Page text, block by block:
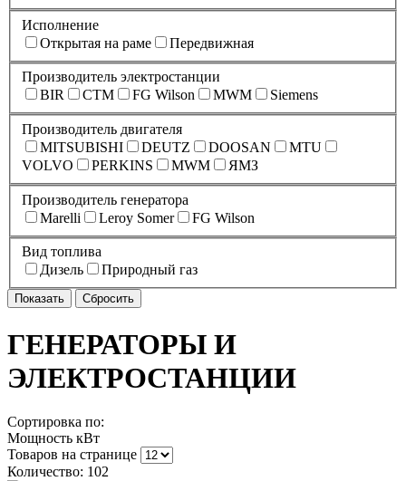
Исполнение
Открытая на раме
Передвижная
Производитель электростанции
BIR
CTM FG Wilson MWM Siemens
Производитель двигателя
MITSUBISHI
DEUTZ DOOSAN
MTU
VOLVO
PERKINS MWM ЯМЗ
Производитель генератора
Marelli
Leroy Somer FG Wilson
Вид топлива
Дизель
Природный газ
ГЕНЕРАТОРЫ И
ЭЛЕКТРОСТАНЦИИ
Сортировка по:
Мощность кВт
Товаров на странице
Количество: 102